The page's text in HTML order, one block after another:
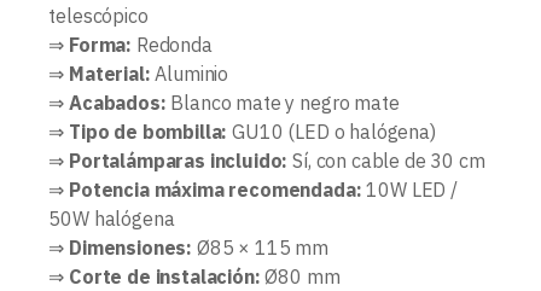
telescópico
⇒ Forma: Redonda
⇒ Material: Aluminio
⇒ Acabados: Blanco mate y negro mate
⇒ Tipo de bombilla: GU10 (LED o halógena)
⇒ Portalámparas incluido: Sí, con cable de 30 cm
⇒ Potencia máxima recomendada: 10W LED /
50W halógena
⇒ Dimensiones: Ø85 × 115 mm
⇒ Corte de instalación: Ø80 mm